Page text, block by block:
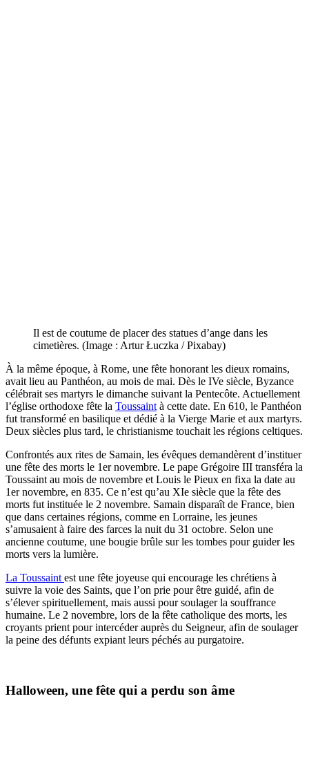
Il est de coutume de placer des statues d’ange dans les
cimetières. (Image : Artur Łuczka / Pixabay)
À la même époque, à Rome, une fête honorant les dieux romains,
avait lieu au Panthéon, au mois de mai. Dès le IVe siècle, Byzance
célébrait ses martyrs le dimanche suivant la Pentecôte. Actuellement
l’église orthodoxe fête la Toussaintà cette date. En 610, le Panthéon
fut transformé en basilique et dédié à la Vierge Marie et aux martyrs.
Deux siècles plus tard, le christianisme touchait les régions celtiques.
Confrontés aux rites de Samain, les évêques demandèrent d’instituer
une fête des morts le 1er novembre. Le pape Grégoire III transféra la
Toussaint au mois de novembre et Louis le Pieux en fixa la date au
1er novembre, en 835. Ce n’est qu’au XIe siècle que la fête des
morts fut instituée le 2 novembre. Samain disparaît de France, bien
que dans certaines régions, comme en Lorraine, les jeunes
s’amusaient à faire des farces la nuit du 31 octobre. Selon une
ancienne coutume, une bougie brûle sur les tombes pour guider les
morts vers la lumière.
La Toussaintest une fête joyeuse qui encourage les chrétiens à
suivre la voie des Saints, que l’on prie pour être guidé, afin de
s’élever spirituellement, mais aussi pour soulager la souffrance
humaine. Le 2 novembre, lors de la fête catholique des morts, les
croyants prient pour intercéder auprès du Seigneur, afin de soulager
la peine des défunts expiant leurs péchés au purgatoire.
Halloween, une fête qui a perdu son âme